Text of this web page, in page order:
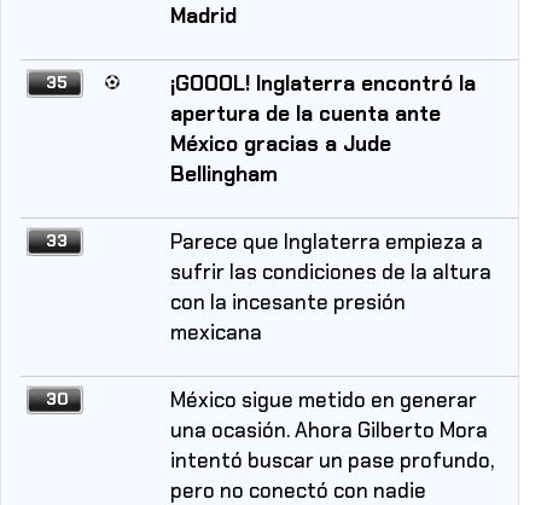
Madrid
35
¡GOOOL! Inglaterra encontró la
apertura de la cuenta ante
México gracias a Jude
Bellingham
33
Parece que Inglaterra empieza a
sufrir las condiciones de la altura
con la incesante presión
mexicana
30
México sigue metido en generar
una ocasión. Ahora Gilberto Mora
intentó buscar un pase profundo,
pero no conectó con nadie